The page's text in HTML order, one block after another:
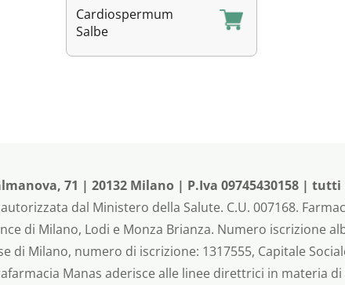
Cardiospermum
Salbe
71 | 20132 Milano | P.Iva 09745430158 |
dal Ministero della Salute. C.U. 007168.
di Milano, Lodi e Monza Brianza. Numero iscrizione
di Milano, numero di iscrizione: 1317555, Capitale
Manas aderisce alle linee direttrici in materia